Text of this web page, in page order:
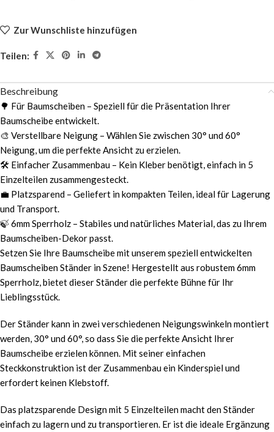
Zur Wunschliste hinzufügen
Teilen:
Beschreibung
🌳 Für Baumscheiben – Speziell für die Präsentation Ihrer
Baumscheibe entwickelt.
🎨 Verstellbare Neigung – Wählen Sie zwischen 30° und 60°
Neigung, um die perfekte Ansicht zu erzielen.
🛠️ Einfacher Zusammenbau – Kein Kleber benötigt, einfach in 5
Einzelteilen zusammengesteckt.
💼 Platzsparend – Geliefert in kompakten Teilen, ideal für Lagerung
und Transport.
🍃 6mm Sperrholz – Stabiles und natürliches Material, das zu Ihrem
Baumscheiben-Dekor passt.
Setzen Sie Ihre Baumscheibe mit unserem speziell entwickelten
Baumscheiben Ständer in Szene! Hergestellt aus robustem 6mm
Sperrholz, bietet dieser Ständer die perfekte Bühne für Ihr
Lieblingsstück.
Der Ständer kann in zwei verschiedenen Neigungswinkeln montiert
werden, 30° und 60°, so dass Sie die perfekte Ansicht Ihrer
Baumscheibe erzielen können. Mit seiner einfachen
Steckkonstruktion ist der Zusammenbau ein Kinderspiel und
erfordert keinen Klebstoff.
Das platzsparende Design mit 5 Einzelteilen macht den Ständer
einfach zu lagern und zu transportieren. Er ist die ideale Ergänzung